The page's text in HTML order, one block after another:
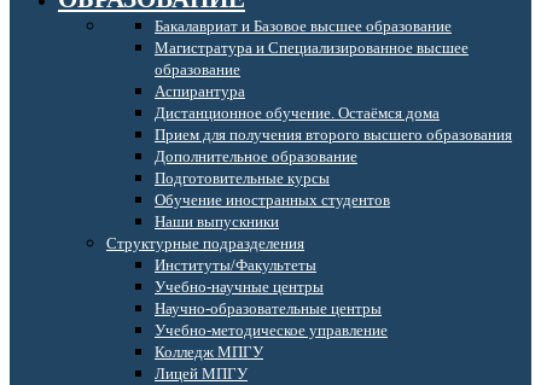
Бакалавриат и Базовое высшее образование
Магистратура и Специализированное высшее
образование
Аспирантура
Дистанционное обучение. Остаёмся дома
Прием для получения второго высшего образования
Дополнительное образование
Подготовительные курсы
Обучение иностранных студентов
Наши выпускники
Структурные подразделения
Институты/Факультеты
Учебно-научные центры
Научно-образовательные центры
Учебно-методическое управление
Колледж МПГУ
Лицей МПГУ